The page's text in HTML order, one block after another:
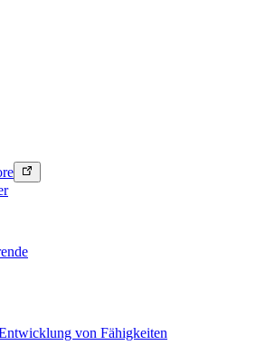
von Fähigkeiten